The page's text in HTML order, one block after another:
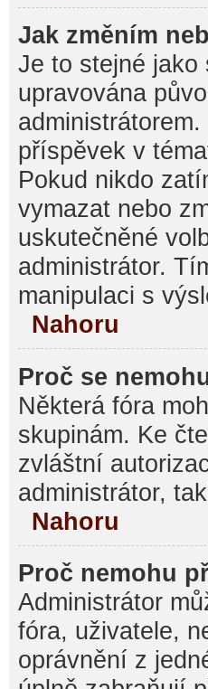
Jak změním
Je to stejné jako
upravována
příspěvek v
Pokud nikdo
vymazat nebo
uskutečněné
administrátor.
manipulaci s
Nahoru
Proč se
Některá fóra
skupinám. Ke
zvláštní
administrátor,
Nahoru
Proč nemohu
Administrátor
fóra, uživatele,
oprávnění z